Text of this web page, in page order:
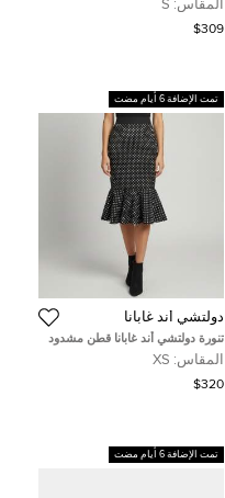
طيات مقاس صغير - سمول
المقاس: S
$309
تمت الإضافة 6 أيام مضت
دولتشي أند غابانا
تنورة دولتشي أند غابانا قطن مشدود
نقاط سوداء تصميم بوق مقاس صغير
جدًا
المقاس: XS
$320
تمت الإضافة 6 أيام مضت